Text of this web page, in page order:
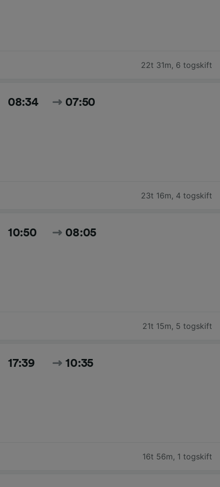
22t 31m, 6 togskift
08:34 07:50
23t 16m, 4 togskift
10:50 08:05
21t 15m, 5 togskift
17:39 10:35
16t 56m, 1 togskift